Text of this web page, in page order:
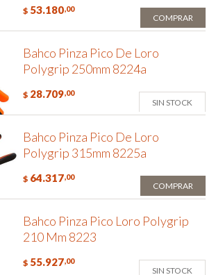
$ 53.180,00
COMPRAR
Bahco Pinza Pico De Loro
Polygrip 250mm 8224a
$ 28.709,00
SIN STOCK
Bahco Pinza Pico De Loro
Polygrip 315mm 8225a
$ 64.317,00
COMPRAR
Bahco Pinza Pico Loro Polygrip
210 Mm 8223
$ 55.927,00
SIN STOCK